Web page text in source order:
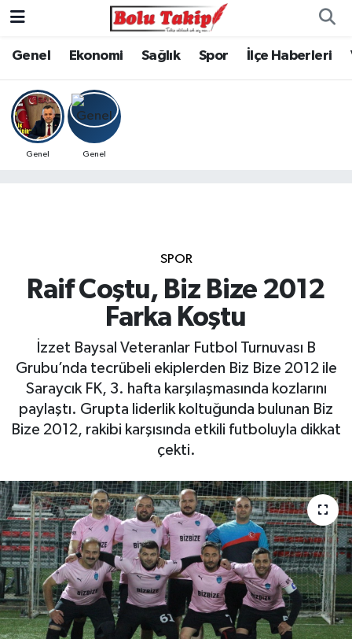
Genel Ekonomi Sağlık Spor İlçe Haberleri
Genel Genel
SPOR
Raif Coştu, Biz Bize 2012
Farka Koştu
İzzet Baysal Veteranlar Futbol Turnuvası B
Grubu’nda tecrübeli ekiplerden Biz Bize 2012 ile
Saraycık FK, 3. hafta karşılaşmasında kozlarını
paylaştı. Grupta liderlik koltuğunda bulunan Biz
Bize 2012, rakibi karşısında etkili futboluyla dikkat
çekti.